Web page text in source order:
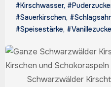
#Kirschwasser,
#Sauerkirschen,
#Speisestärke,
Schwarzwälder